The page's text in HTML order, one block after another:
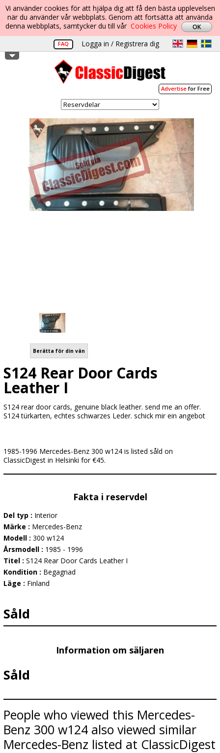
Vi använder cookies för att hjälpa dig att få den bästa upplevelsen
när du använder vår webbplats. Genom att fortsätta att använda
denna webbplats, samtycker du till vår Cookies Policy
FAQ Logga in / Registrera dig
Advertisefor Free
Berätta för din vän
S124 Rear Door Cards
Leather I
S124 rear door cards, genuine black leather. send me an offer.
S124 türkarten, echtes schwarzes Leder. schick mir ein angebot
1985-1996 Mercedes-Benz 300 w124 is listed såld on
ClassicDigest in Helsinki for €45.
Fakta i reservdel
Del typ : Interior
Märke : Mercedes-Benz
Modell : 300 w124
Årsmodell : 1985 - 1996
Titel : S124 Rear Door Cards Leather I
Kondition : Begagnad
Läge : Finland
Såld
Information om säljaren
Såld
People who viewed this Mercedes-
Benz 300 w124 also viewed similar
Mercedes-Benz listed at ClassicDigest